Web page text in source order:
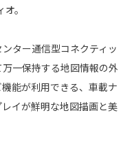
。
ター通信型コネクティッ
一保持する地図情報の外
能が利用できる、車載ナ
イが鮮明な地図描画と美